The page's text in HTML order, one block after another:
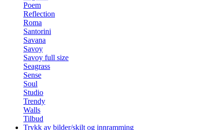
Poem
Reflection
Roma
Santorini
Savana
Savoy
Savoy full size
Seagrass
Sense
Soul
Studio
Trendy
Walls
Tilbud
Trykk av bilder/skilt og innramming